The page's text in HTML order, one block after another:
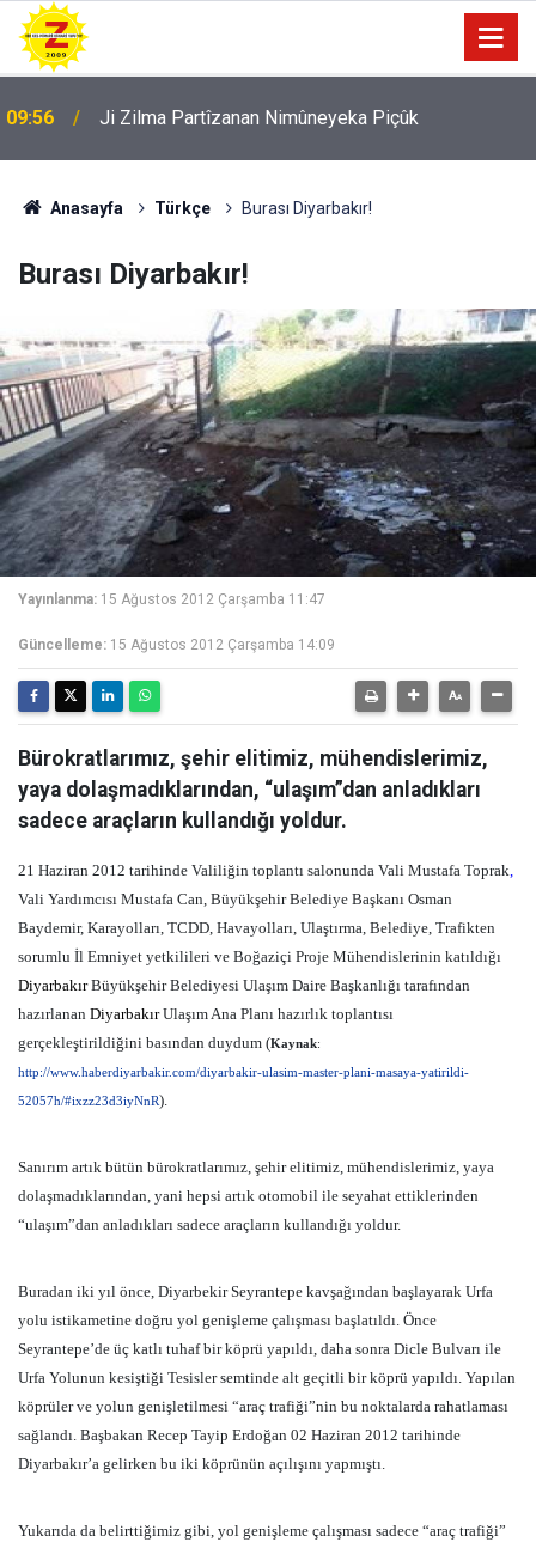
09:56 Ji Zilma Partîzanan Nimûneyeka Piçûk
Anasayfa Türkçe Burası Diyarbakır!
Burası Diyarbakır!
Yayınlanma: 15 Ağustos 2012 Çarşamba 11:47
Güncelleme: 15 Ağustos 2012 Çarşamba 14:09
Bürokratlarımız, şehir elitimiz, mühendislerimiz,
yaya dolaşmadıklarından, “ulaşım”dan anladıkları
sadece araçların kullandığı yoldur.
21 Haziran 2012 tarihinde Valiliğin toplantı salonunda Vali Mustafa Toprak,
Vali Yardımcısı Mustafa Can, Büyükşehir Belediye Başkanı Osman
Baydemir, Karayolları, TCDD, Havayolları, Ulaştırma, Belediye, Trafikten
sorumlu İl Emniyet yetkilileri ve Boğaziçi Proje Mühendislerinin katıldığı
DiyarbakırBüyükşehir Belediyesi Ulaşım Daire Başkanlığı tarafından
hazırlanan DiyarbakırUlaşım Ana Planı hazırlık toplantısı
gerçekleştirildiğini basından duydum (Kaynak:
http://www.haberdiyarbakir.com/diyarbakir-ulasim-master-plani-masaya-yatirildi-
52057h/#ixzz23d3iyNnR).
Sanırım artık bütün bürokratlarımız, şehir elitimiz, mühendislerimiz, yaya
dolaşmadıklarından, yani hepsi artık otomobil ile seyahat ettiklerinden
“ulaşım”dan anladıkları sadece araçların kullandığı yoldur.
Buradan iki yıl önce, Diyarbekir Seyrantepe kavşağından başlayarak Urfa
yolu istikametine doğru yol genişleme çalışması başlatıldı. Önce
Seyrantepe’de üç katlı tuhaf bir köprü yapıldı, daha sonra Dicle Bulvarı ile
Urfa Yolunun kesiştiği Tesisler semtinde alt geçitli bir köprü yapıldı. Yapılan
köprüler ve yolun genişletilmesi “araç trafiği”nin bu noktalarda rahatlaması
sağlandı. Başbakan Recep Tayip Erdoğan 02 Haziran 2012 tarihinde
Diyarbakır’a gelirken bu iki köprünün açılışını yapmıştı.
Yukarıda da belirttiğimiz gibi, yol genişleme çalışması sadece “araç trafiği”